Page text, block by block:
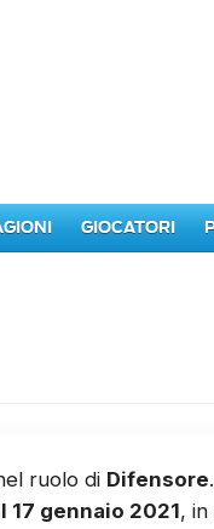
GIOCATORI
ruolo di Difensore
17 gennaio 2021, in